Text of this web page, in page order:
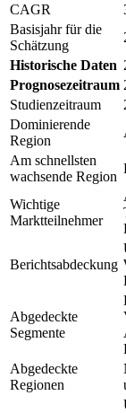
CAGR
Basisjahr für die
Schätzung
Historische Daten
Prognosezeitraum
Studienzeitraum
Dominierende
Region
Am schnellsten
wachsende Region
Wichtige
Marktteilnehmer
Berichtsabdeckung
Abgedeckte
Segmente
Abgedeckte
Regionen